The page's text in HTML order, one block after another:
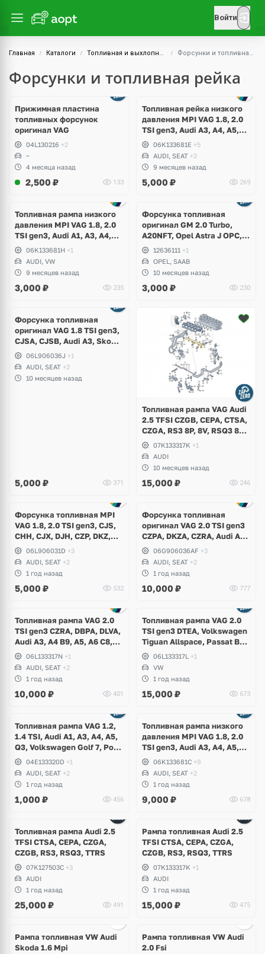
Войти
Главная Каталоги Топливная и выхлопная системы Форсунки и топливная рейка
Форсунки и топливная рейка
Прижимная пластина
топливных форсунок
оригинал VAG
04L130216 +2
~
4 месяца назад
2,500 ₽ 133
Топливная рейка низкого
давления MPI VAG 1.8, 2.0
TSI gen3, Audi A3, A4, A5,
A6, A7, Q3, Q5, Q7, TT,
Volkswagen Golf 7, Touareg,
Tiguan, Passat B8, Skoda,
Karoq, Octavia A7, Kodiaq,
Seat Leon
06K133681E +5
AUDI, SEAT +2
9 месяцев назад
5,000 ₽ 269
Топливная рампа низкого
давления MPI VAG 1.8, 2.0
TSI gen3, Audi A1, A3, A4,
A5, A6, A7, Q3, Q7, TT,
Volkswagen Golf 7, Passat
B8, Tiguan 2, T-Roc, Touareg
CR
06K133681H +1
AUDI, VW
9 месяцев назад
3,000 ₽ 235
Форсунка топливная
оригинал GM 2.0 Turbo,
A20NFT, Opel Astra J OPC,
Insignia A, Saab
12636111 +1
OPEL, SAAB
10 месяцев назад
3,000 ₽ 230
Форсунка топливная
оригинал VAG 1.8 TSI gen3,
CJSA, CJSB, Audi A3, Skoda
Octavia A7, Superb,
Volkswagen Passat B8, Golf
7 Alltrack, Seat Leon
06L906036J +1
AUDI, SEAT +2
10 месяцев назад
5,000 ₽ 371
Топливная рампа VAG Audi
2.5 TFSI CZGB, CEPA, CTSA,
CZGA, RS3 8P, 8V, RSQ3 8U,
TTRS 8J
07K133317K +1
AUDI
10 месяцев назад
15,000 ₽ 246
Форсунка топливная MPI
VAG 1.8, 2.0 TSI gen3, CJS,
CHH, CJX, DJH, CZP, DKZ,
Audi A3, S3, TT, Q3, Q5, Q7,
Volkswagen Golf 7 R, GTI,
Tiguan, Passat B8, Arteon,
Skoda Octavia A7, Superb,
Kodiaq
06L906031D +3
AUDI, SEAT +2
1 год назад
5,000 ₽ 532
Форсунка топливная
оригинал VAG 2.0 TSI gen3
CZPA, DKZA, CZRA, Audi A3,
A4 B9, A5, A6 C8, A7, Q3, TT,
Volkswagen Arteon, Passat
B8, T-Roc, Tiguan, Skoda
Kodiaq, Octavia, Superb,
Seat Leon
06G906036AF +3
AUDI, SEAT +2
1 год назад
10,000 ₽ 777
Топливная рампа VAG 2.0
TSI gen3 CZRA, DBPA, DLVA,
Audi A3, A4 B9, A5, A6 C8,
A7, Q3, TT, Volkswagen
Arteon, Passat B8, T-Roc,
Skoda Kodiaq, Karoq,
Octavia, Superb, Seat Leon,
Ateca
06L133317N +1
AUDI, SEAT +2
1 год назад
10,000 ₽ 401
Топливная рампа VAG 2.0
TSI gen3 DTEA, Volkswagen
Tiguan Allspace, Passat B8,
Beetle
06L133317L
+1
VW
1 год назад
15,000 ₽ 673
Топливная рампа VAG 1.2,
1.4 TSI, Audi A1, A3, A4, A5,
Q3, Volkswagen Golf 7, Polo,
Passat B8, Tiguan 2, Skoda
Kodiaq, Karoq, Octavia A7,
Superb, Yeti, Seat Leon
04E133320D +1
AUDI, SEAT +2
1 год назад
1,000 ₽ 456
Топливная рампа низкого
давления MPI VAG 1.8, 2.0
TSI gen3, Audi A3, A4, A5,
A6, A7, Q3, Q5, Q7, TT,
Volkswagen Golf 7 R, GTI,
Passat B8, Tiguan 2, Skoda
Kodiaq, Karoq, Octavia A7,
Superb
06K133681C +9
AUDI, SEAT +2
1 год назад
9,000 ₽ 678
Топливная рампа Audi 2.5
TFSI CTSA, CEPA, CZGA,
CZGB, RS3, RSQ3, TTRS
07K127503C +3
AUDI
1 год назад
25,000 ₽ 491
Рампа топливная Audi 2.5
TFSI CTSA, CEPA, CZGA,
CZGB, RS3, RSQ3, TTRS
07K133317K +1
AUDI
1 год назад
15,000 ₽ 475
Рампа топливная VW Audi
Skoda 1.6 Mpi
Рампа топливная VW Audi
2.0 Fsi